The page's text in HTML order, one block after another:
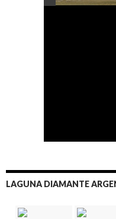
LAGUNA DIAMANTE